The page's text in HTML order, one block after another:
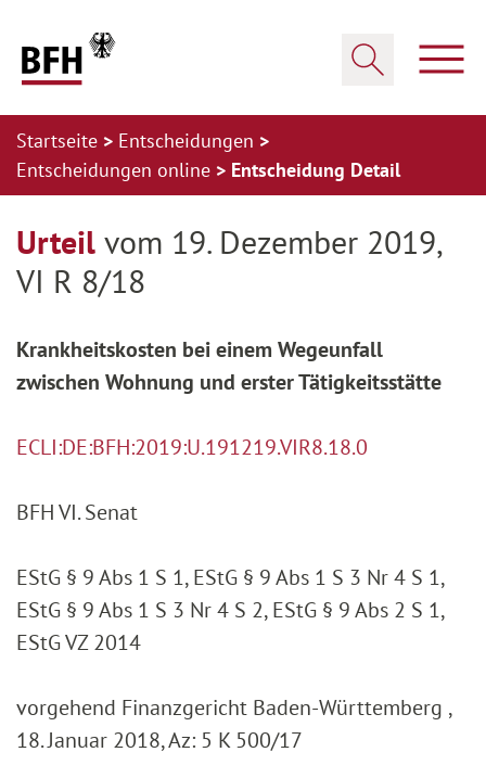
Startseite
Entscheidungen
Entscheidungen online
Entscheidung Detail
Urteil vom 19. Dezember 2019,
VI R 8/18
Krankheitskosten bei einem Wegeunfall
zwischen Wohnung und erster Tätigkeitsstätte
ECLI:DE:BFH:2019:U.191219.VIR8.18.0
BFH VI. Senat
EStG § 9 Abs 1 S 1, EStG § 9 Abs 1 S 3 Nr 4 S 1,
EStG § 9 Abs 1 S 3 Nr 4 S 2, EStG § 9 Abs 2 S 1,
EStG VZ 2014
vorgehend Finanzgericht Baden-Württemberg ,
18. Januar 2018, Az: 5 K 500/17